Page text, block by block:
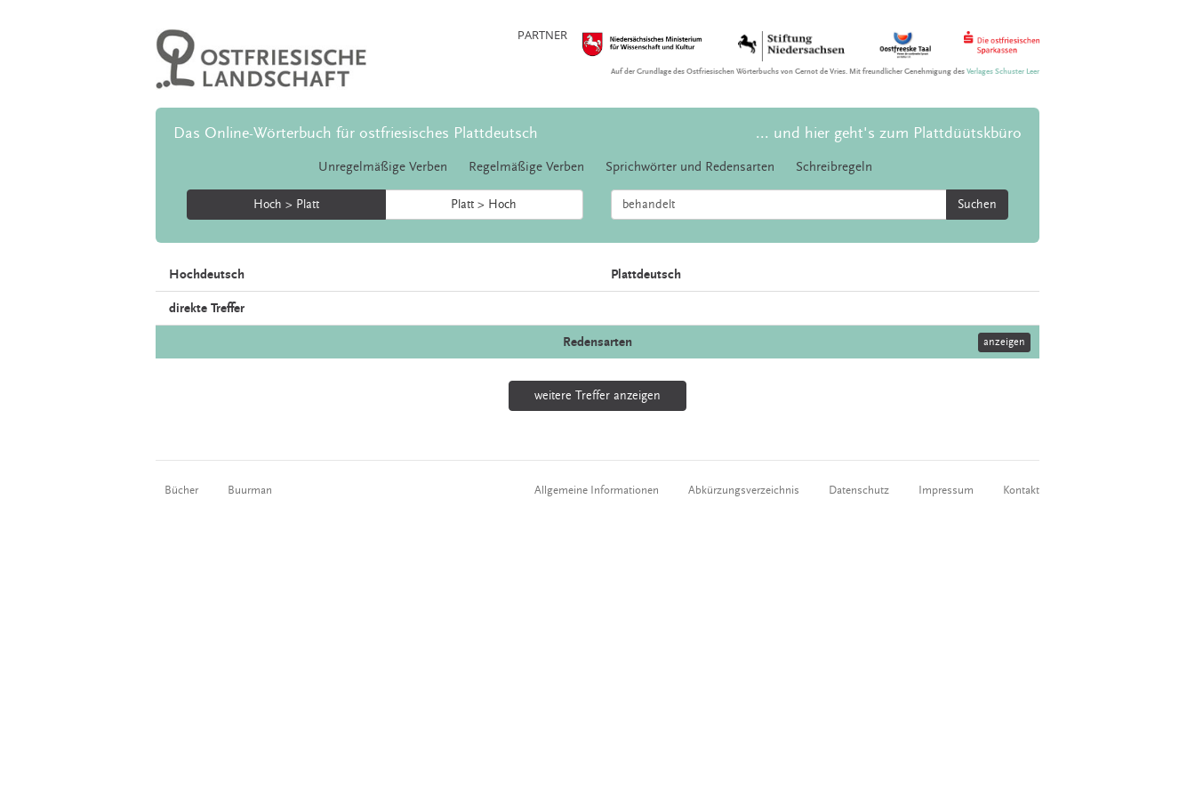
PARTNER
Auf der Grundlage des Ostfriesischen Wörterbuchs von Gernot de Vries. Mit freundlicher Genehmigung desVerlages Schuster Leer
Das Online-Wörterbuch für ostfriesisches Plattdeutsch ... und hier geht's zum Plattdüütskbüro
Unregelmäßige Verben Regelmäßige Verben Sprichwörter und Redensarten Schreibregeln
Hoch > Platt Platt > Hoch Suchen
Hochdeutsch Plattdeutsch
direkte Treffer
Redensarten anzeigen
weitere Treffer anzeigen
Bücher Buurman Allgemeine Informationen Abkürzungsverzeichnis Datenschutz Impressum Kontakt